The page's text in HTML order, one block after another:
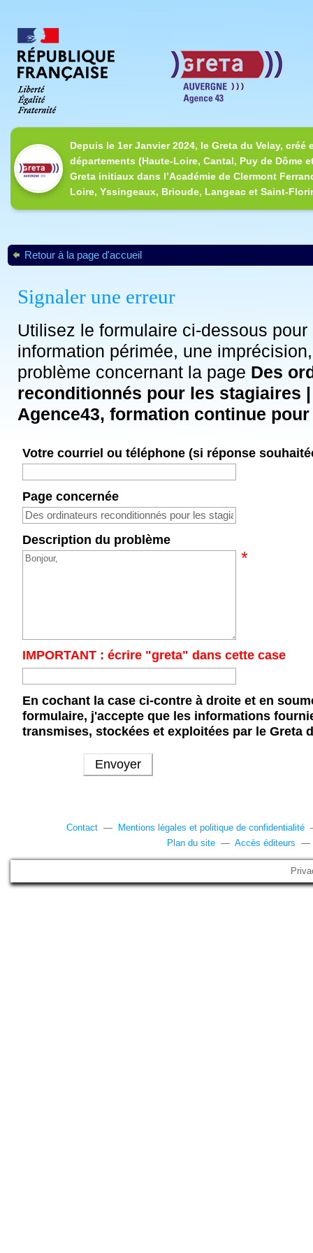
Depuis le 1er Janvier 2024, le Greta du Velay,
départements (Haute-Loire, Cantal, Puy de Dôme
Greta initiaux dans l’Académie de Clermont
Loire, Yssingeaux, Brioude, Langeac et Saint-
Retour à la page d'accueil
Signaler une erreur
Utilisez le formulaire ci-dessous
information périmée, une
problème concernant la page Des
reconditionnés pour les stagiaires
Agence43, formation continue
Votre courriel ou téléphone (si réponse
Page concernée
Description du problème
*
IMPORTANT : écrire "greta" dans cette case
En cochant la case ci-contre à droite et en
formulaire, j'accepte que les informations
transmises, stockées et exploitées par le Greta
Contact — Mentions légales et politique de confidentialité
Plan du site — Accès éditeurs